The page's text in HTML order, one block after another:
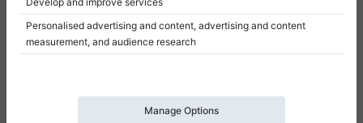
Sobre nosotros
Escribir una reseña
Términos de uso